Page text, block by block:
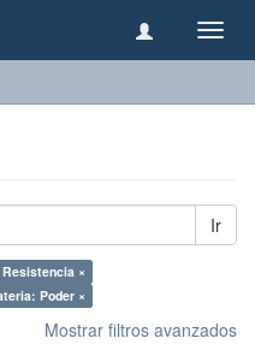
Ir
×
Poder ×
Mostrar filtros avanzados